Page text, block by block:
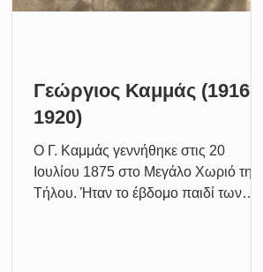
Γεώργιος Καμμάς (1916-
1920)
Ο Γ. Καμμάς γεννήθηκε στις 20
Ιουλίου 1875 στο Μεγάλο Χωριό της
Τήλου. Ήταν το έβδομο παιδί των